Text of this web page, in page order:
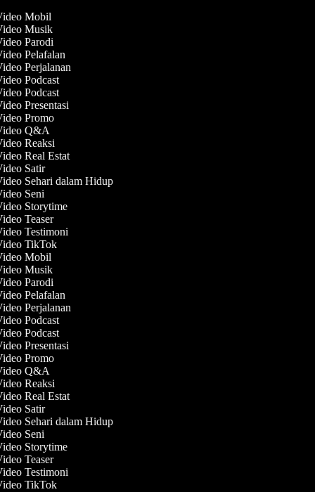
Mobil
Musik
Parodi
Pelafalan
Perjalanan
Podcast
Podcast
Presentasi
Promo
Q&A
Reaksi
Real Estat
Satir
Sehari dalam Hidup
Seni
Storytime
Teaser
Testimoni
TikTok
Mobil
Musik
Parodi
Pelafalan
Perjalanan
Podcast
Podcast
Presentasi
Promo
Q&A
Reaksi
Real Estat
Satir
Sehari dalam Hidup
Seni
Storytime
Teaser
Testimoni
TikTok